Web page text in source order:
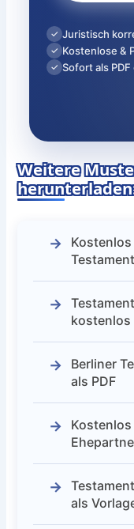
✓ Juristisch
✓ Kostenlose &
✓ Sofort als
Weitere
kostenlos
Berliner
als PDF
als